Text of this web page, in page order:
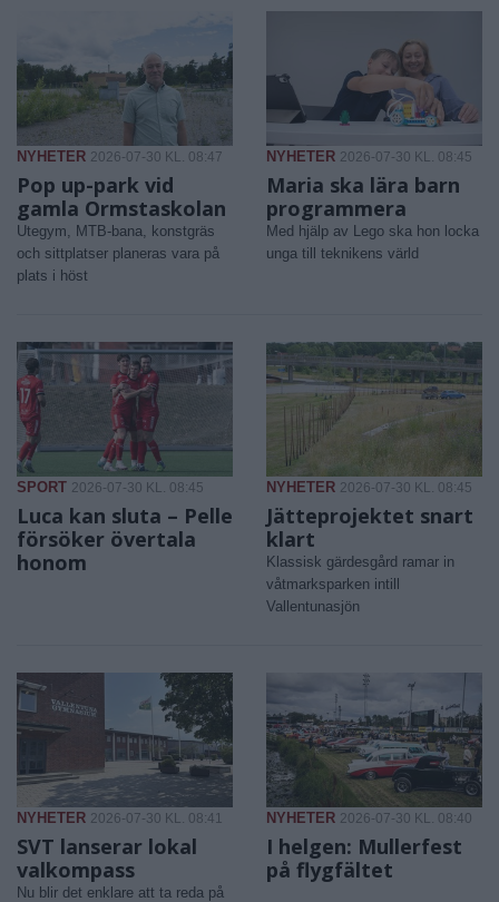
NYHETER 2026-07-30 KL. 08:47
Pop up-park vid
gamla Ormstaskolan
Utegym, MTB-bana, konstgräs
och sittplatser planeras vara på
plats i höst
NYHETER 2026-07-30 KL. 08:45
Maria ska lära barn
programmera
Med hjälp av Lego ska hon locka
unga till teknikens värld
SPORT 2026-07-30 KL. 08:45
Luca kan sluta – Pelle
försöker övertala
honom
NYHETER 2026-07-30 KL. 08:45
Jätteprojektet snart
klart
Klassisk gärdesgård ramar in
våtmarksparken intill
Vallentunasjön
NYHETER 2026-07-30 KL. 08:41
SVT lanserar lokal
valkompass
Nu blir det enklare att ta reda på
NYHETER 2026-07-30 KL. 08:40
I helgen: Mullerfest
på flygfältet